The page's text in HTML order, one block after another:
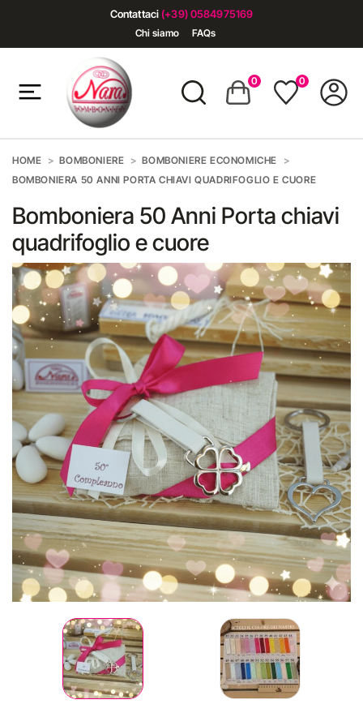
Contattaci (+39) 0584975169
Chi siamo FAQs
0 0
HOME BOMBONIERE
BOMBONIERE ECONOMICHE
BOMBONIERA 50 ANNI PORTA CHIAVI QUADRIFOGLIO E CUORE
Bomboniera 50 Anni Porta chiavi
quadrifoglio e cuore